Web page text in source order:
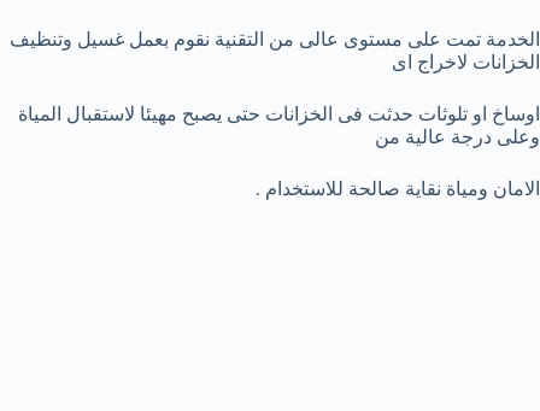
الخدمة تمت على مستوى عالى من التقنية نقوم بعمل غسيل وتنظيف
الخزانات لاخراج اى
اوساخ او تلوثات حدثت فى الخزانات حتى يصبح مهيئا لاستقبال المياة
وعلى درجة عالية من
الامان ومياة نقاية صالحة للاستخدام .